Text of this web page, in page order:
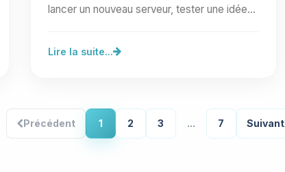
lancer un nouveau serveur, tester une idée
Lire la suite...
Précédent 1 2 3 ... 7 Suivant